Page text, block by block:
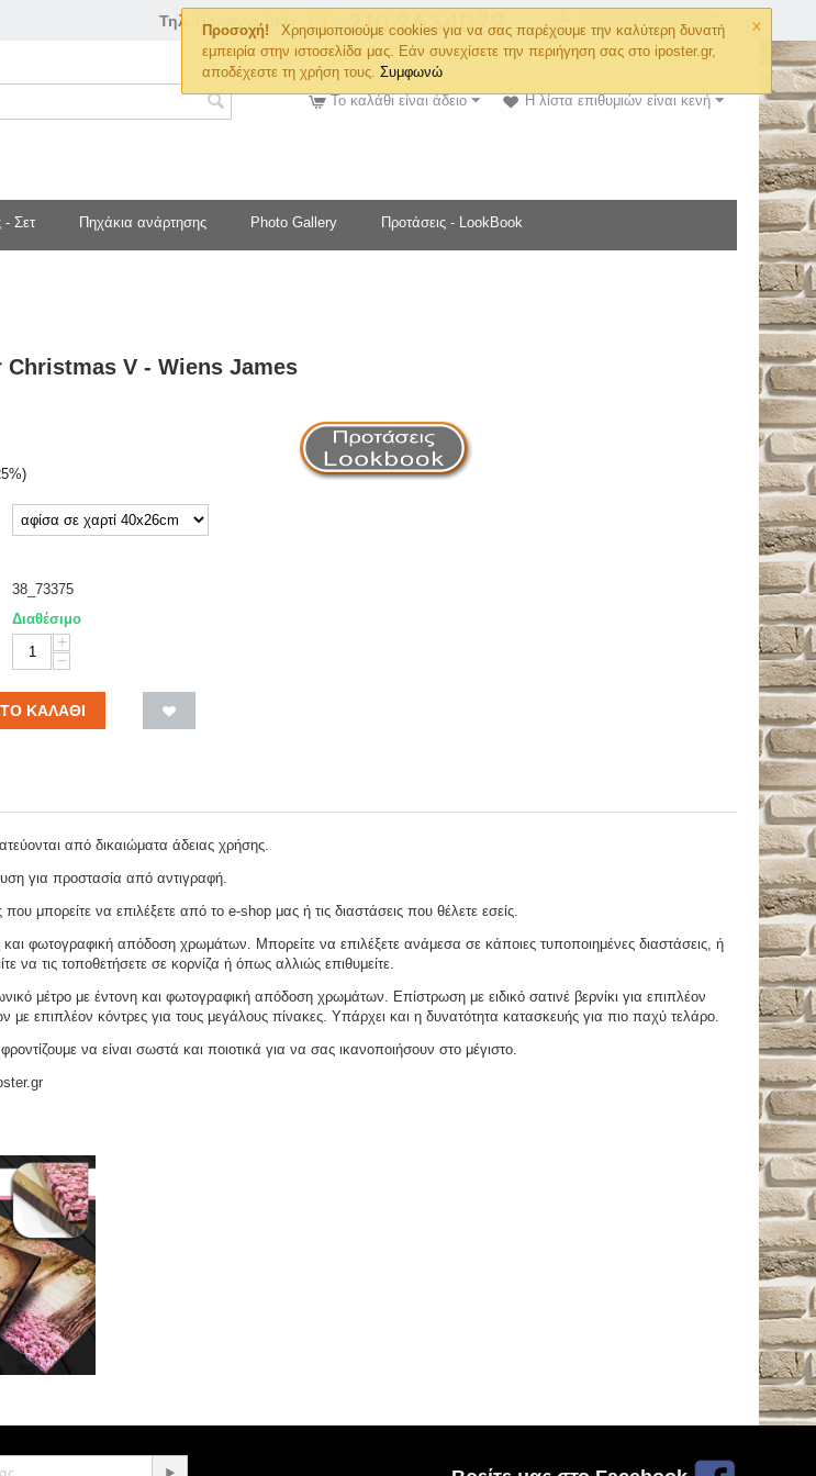
×
Προσοχή!
Χρησιμοποιούμε cookies για να σας παρέχουμε την καλύτερη δυνατή
εμπειρία στην ιστοσελίδα μας. Εάν συνεχίσετε την περιήγηση σας στο iposter.gr,
αποδέχεστε τη χρήση τους.Συμφωνώ
Τηλ. Παραγγελιών
Η λίστα επιθυμιών είναι κενή
Το καλάθι είναι άδειο
- Σετ Πηχάκια ανάρτησης Photo Gallery Προτάσεις - LookBook
Christmas V - Wiens James
%)
38_73375
Διαθέσιμο
+
−
ΚΑΛΆΘΙ
από δικαιώματα άδειας χρήσης.
για προστασία από αντιγραφή.
μπορείτε να επιλέξετε από το e-shop μας ή τις διαστάσεις που θέλετε εσείς.
φωτογραφική απόδοση χρωμάτων. Μπορείτε να επιλέξετε ανάμεσα σε κάποιες τυποποιημένες διαστάσεις, ή
να τις τοποθετήσετε σε κορνίζα ή όπως αλλιώς επιθυμείτε.
μέτρο με έντονη και φωτογραφική απόδοση χρωμάτων. Επίστρωση με ειδικό σατινέ βερνίκι για επιπλέον
επιπλέον κόντρες για τους μεγάλους πίνακες. Υπάρχει και η δυνατότητα κατασκευής για πιο παχύ τελάρο.
να είναι σωστά και ποιοτικά για να σας ικανοποιήσουν στο μέγιστο.